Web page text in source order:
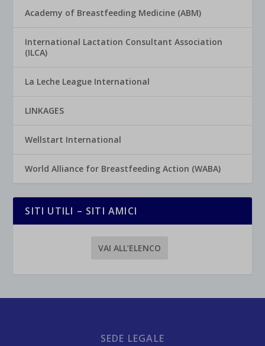
Academy of Breastfeeding Medicine (ABM)
International Lactation Consultant Association
(ILCA)
La Leche League International
LINKAGES
Wellstart International
World Alliance for Breastfeeding Action (WABA)
SITI UTILI – SITI AMICI
VAI ALL’ELENCO
SEDE LEGALE